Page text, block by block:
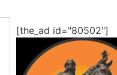
[the_ad id="80502"]